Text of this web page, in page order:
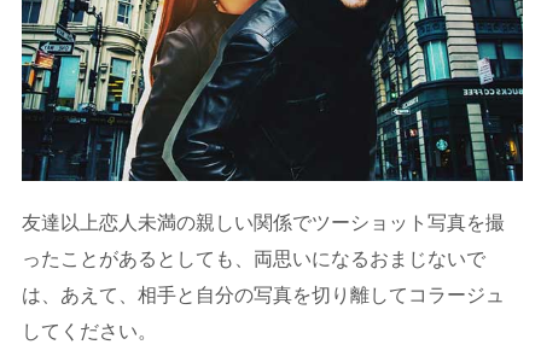
友達以上恋人未満の親しい関係でツーショット写真を撮
ったことがあるとしても、両思いになるおまじないで
は、あえて、相手と自分の写真を切り離してコラージュ
してください。